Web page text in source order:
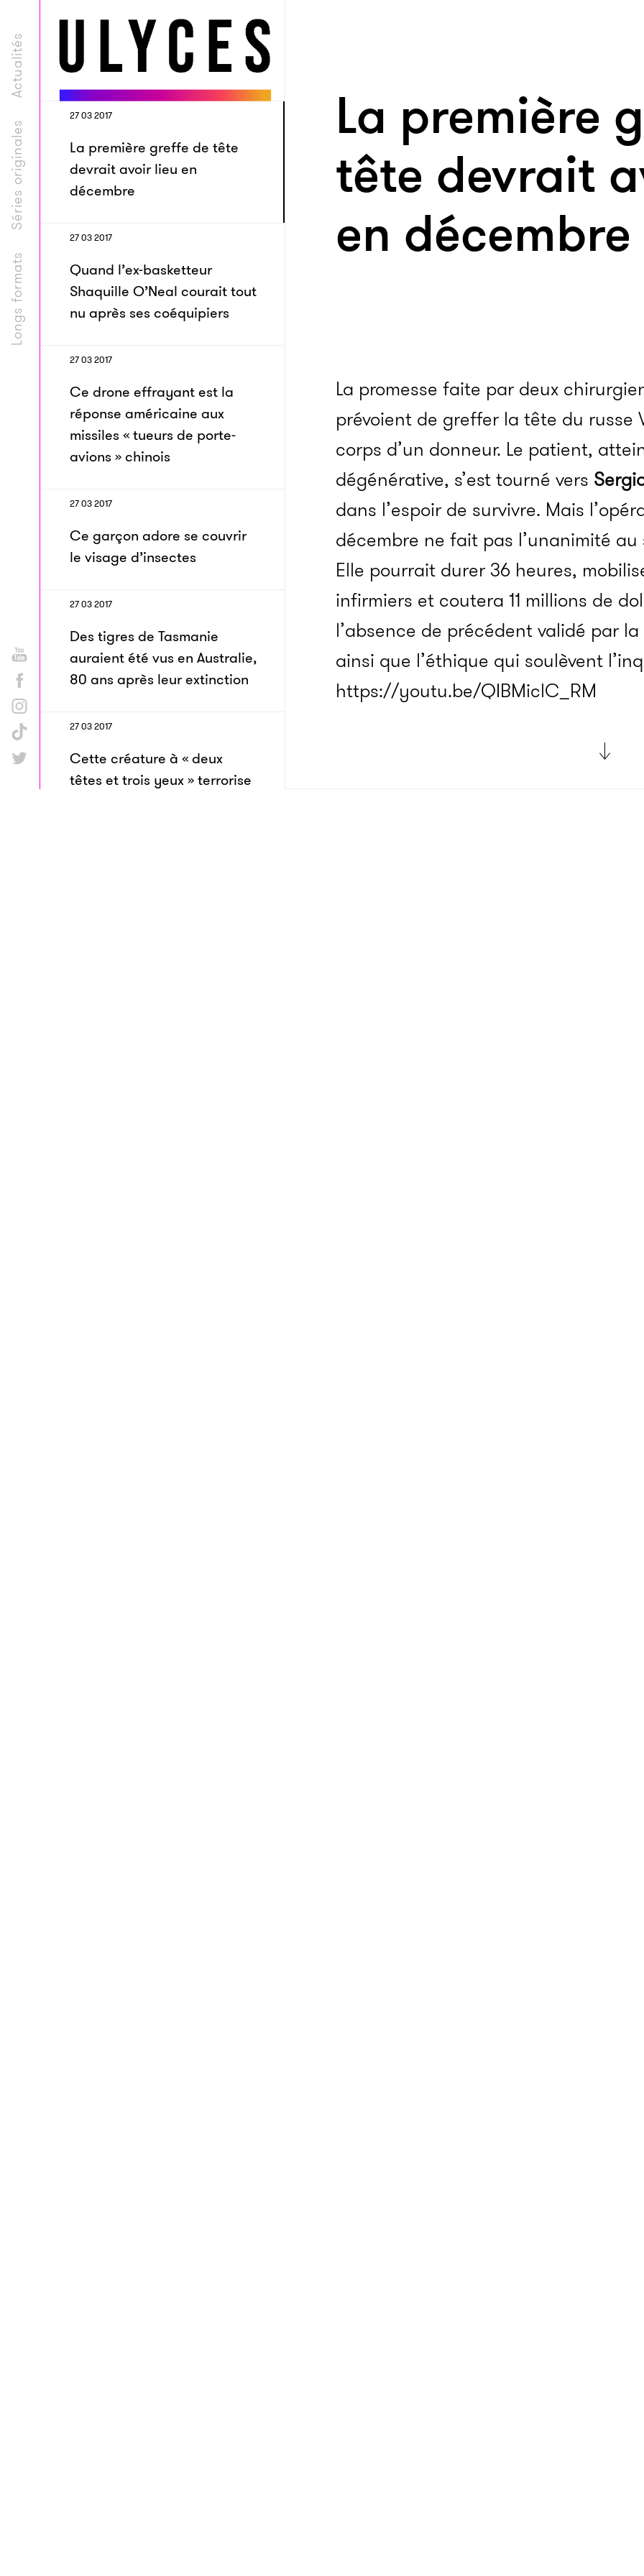
Longs formats
Séries originales
Actualités
27 03 2017
La première greffe de tête
devrait avoir lieu en
décembre
27 03 2017
Quand l’ex-basketteur
Shaquille O’Neal courait tout
nu après ses coéquipiers
27 03 2017
Ce drone effrayant est la
réponse américaine aux
missiles « tueurs de porte-
avions » chinois
27 03 2017
Ce garçon adore se couvrir
le visage d’insectes
27 03 2017
Des tigres de Tasmanie
auraient été vus en Australie,
80 ans après leur extinction
27 03 2017
Cette créature à « deux
têtes et trois yeux » terrorise
La première
tête devrait
en décembre
La promesse faite par deux
prévoient de greffer la tête du russe
corps d’un donneur. Le patient,
dégénérative, s’est tourné vers
dans l’espoir de survivre. Mais
décembre ne fait pas l’unanimité
Elle pourrait durer 36 heures,
infirmiers et coutera 11 millions de
l’absence de précédent validé par
ainsi que l’éthique qui soulèvent
https://youtu.be/QIBMiclC_RM